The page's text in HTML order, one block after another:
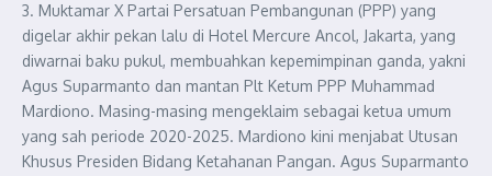
3. Muktamar X Partai Persatuan Pembangunan (PPP) yang
digelar akhir pekan lalu di Hotel Mercure Ancol, Jakarta, yang
diwarnai baku pukul, membuahkan kepemimpinan ganda, yakni
Agus Suparmanto dan mantan Plt Ketum PPP Muhammad
Mardiono. Masing-masing mengeklaim sebagai ketua umum
yang sah periode 2020-2025. Mardiono kini menjabat Utusan
Khusus Presiden Bidang Ketahanan Pangan. Agus Suparmanto